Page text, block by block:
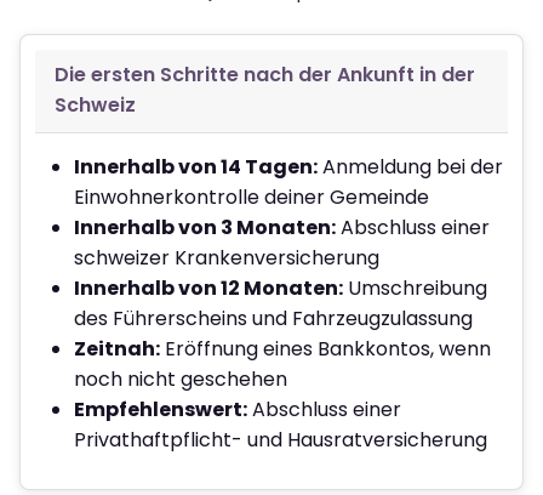
Die ersten Schritte nach der Ankunft in der
Schweiz
Innerhalb von 14 Tagen:Anmeldung bei der
Einwohnerkontrolle deiner Gemeinde
Innerhalb von 3 Monaten:Abschluss einer
schweizer Krankenversicherung
Innerhalb von 12 Monaten: Umschreibung
des Führerscheins und Fahrzeugzulassung
Zeitnah: Eröffnung eines Bankkontos, wenn
noch nicht geschehen
Empfehlenswert:Abschluss einer
Privathaftpflicht- und Hausratversicherung